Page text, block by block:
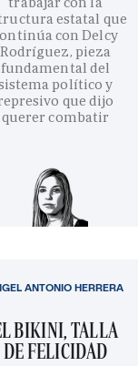
estatal que
con Delcy
Rodríguez, pieza
fundamental del
político y
que dijo
querer combatir
BIKINI, TALLA
DE FELICIDAD
ANTONIO HERRERA